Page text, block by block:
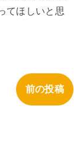
てほしいと思
前の投稿